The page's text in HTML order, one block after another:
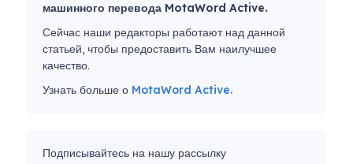
машинного перевода MotaWord Active.
Сейчас наши редакторы работают над данной
статьей, чтобы предоставить Вам наилучшее
качество.
Узнать больше о MotaWord Active.
Подписывайтесь на нашу рассылку